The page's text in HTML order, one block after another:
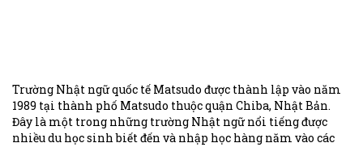
Trường Nhật ngữ quốc tế Matsudo được thành lập vào năm
1989 tại thành phố Matsudo thuộc quận Chiba, Nhật Bản.
Đây là một trong những trường Nhật ngữ nổi tiếng được
nhiều du học sinh biết đến và nhập học hàng năm vào các